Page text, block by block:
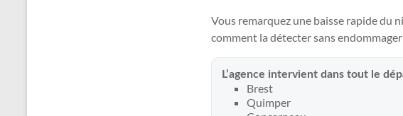
Vous remarquez une baisse rapide du
comment la détecter sans
L’agence intervient dans tout le
Brest
Quimper